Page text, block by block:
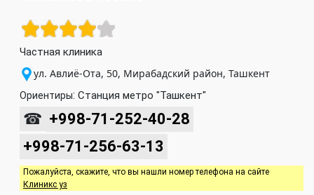
Частная клиника
ул. Авлиё-Ота, 50, Мирабадский район, Ташкент
Ориентиры: Станция метро "Ташкент"
☎ +998-71-252-40-28
+998-71-256-63-13
Пожалуйста, скажите, что вы нашли номер телефона на сайте
Клиникс уз